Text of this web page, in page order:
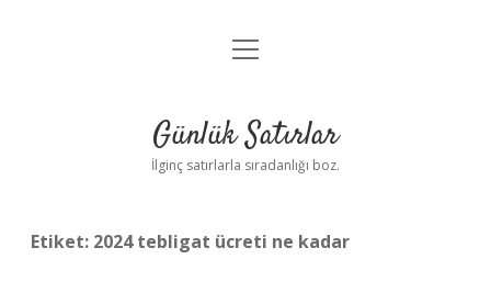
Anasayfa
Yasal Uyarı
menüyü
Günlük Satırlar
İlginç satırlarla sıradanlığı boz.
Etiket: 2024 tebligat ücreti ne kadar